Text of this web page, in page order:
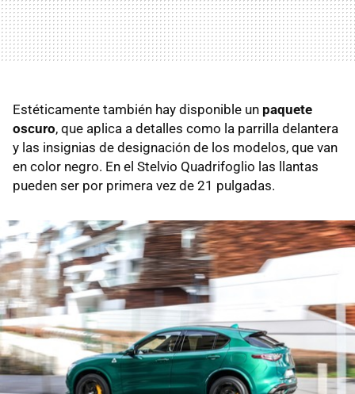
Estéticamente también hay disponible un paquete
oscuro, que aplica a detalles como la parrilla delantera
y las insignias de designación de los modelos, que van
en color negro. En el Stelvio Quadrifoglio las llantas
pueden ser por primera vez de 21 pulgadas.